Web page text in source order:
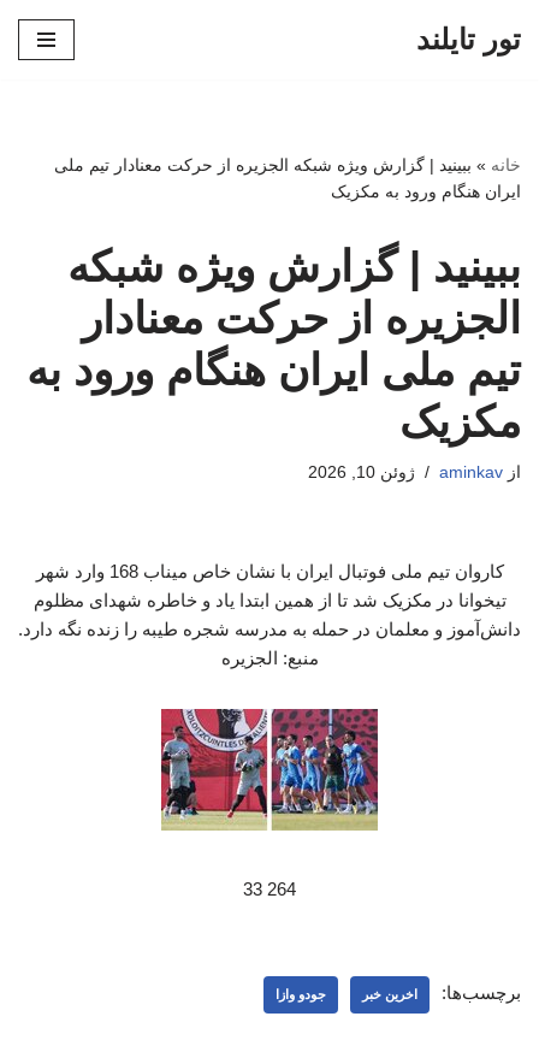
تور تایلند
خانه » ببینید | گزارش ویژه شبکه الجزیره از حرکت معنادار تیم ملی
ایران هنگام ورود به مکزیک
ببینید | گزارش ویژه شبکه
الجزیره از حرکت معنادار
تیم ملی ایران هنگام ورود به
مکزیک
از aminkav ژوئن 10, 2026
کاروان تیم ملی فوتبال ایران با نشان خاص میناب 168 وارد شهر
تیخوانا در مکزیک شد تا از همین ابتدا یاد و خاطره شهدای مظلوم
دانش‌آموز و معلمان در حمله به مدرسه شجره طیبه را زنده نگه دارد.
منبع: الجزیره
264 33
برچسب‌ها: اخرین خبر جودو وازا